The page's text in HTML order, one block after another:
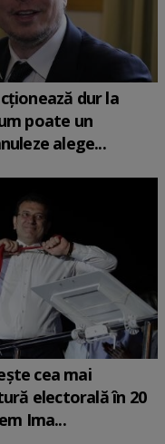
dur la
poate un
alege...
cea mai
electorală în 20
Ima...